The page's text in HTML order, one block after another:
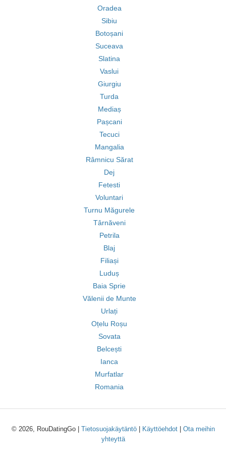
Oradea
Sibiu
Botoșani
Suceava
Slatina
Vaslui
Giurgiu
Turda
Mediaș
Pașcani
Tecuci
Mangalia
Râmnicu Sărat
Dej
Fetesti
Voluntari
Turnu Măgurele
Târnăveni
Petrila
Blaj
Filiași
Luduș
Baia Sprie
Vălenii de Munte
Urlați
Oțelu Roșu
Sovata
Belcești
Ianca
Murfatlar
Romania
© 2026, RouDatingGo | Tietosuojakäytäntö| Käyttöehdot| Ota meihin
yhteyttä